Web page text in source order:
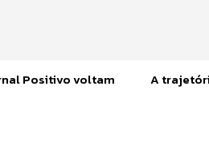
Positivo voltam A